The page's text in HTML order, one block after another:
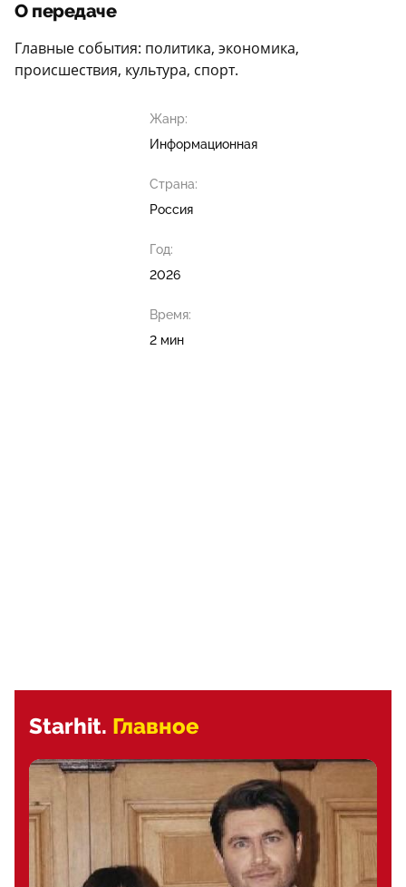
О передаче
Главные события: политика, экономика,
происшествия, культура, спорт.
Жанр:
Информационная
Страна:
Россия
Год:
2026
Время:
2 мин
Starhit. Главное